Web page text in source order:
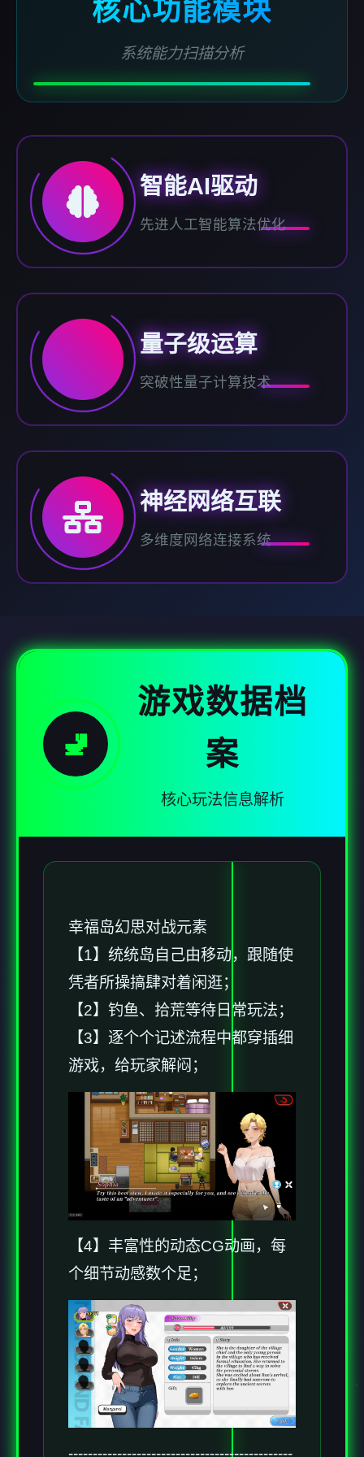
核心功能模块
系统能力扫描分析
智能AI驱动
先进人工智能算法优化
量子级运算
突破性量子计算技术
神经网络互联
多维度网络连接系统
🚽
游戏数据档
案
核心玩法信息解析
幸福岛幻思对战元素
【1】统统岛自己由移动，跟随使
凭者所操搞肆对着闲逛；
【2】钓鱼、拾荒等待日常玩法；
【3】逐个个记述流程中都穿插细
游戏，给玩家解闷；
【4】丰富性的动态CG动画，每
个细节动感数个足；
----------------------------------------------